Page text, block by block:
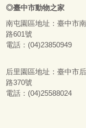
◎臺中市動物之家
南屯園區地址： 臺中市
路601號
電話：(04)23850949
后里園區地址： 臺中市
路370號
電話：(04)25588024